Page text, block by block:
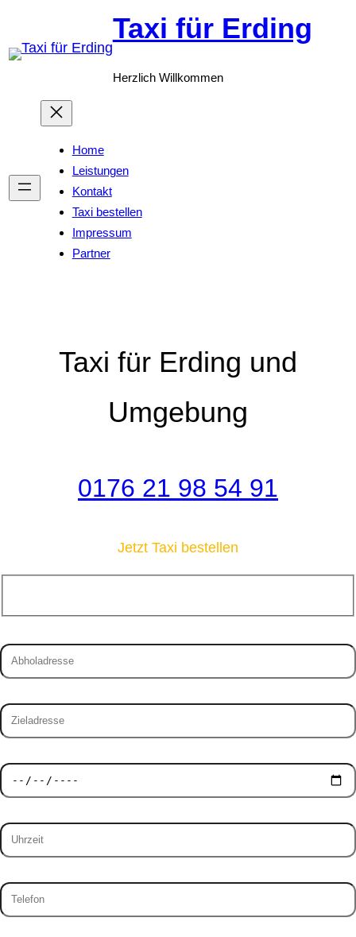
springen
Taxi für Erding
Herzlich Willkommen
Home
Leistungen
Kontakt
Taxi bestellen
Impressum
Partner
Taxi für Erding und
Umgebung
0176 21 98 54 91
Jetzt Taxi bestellen